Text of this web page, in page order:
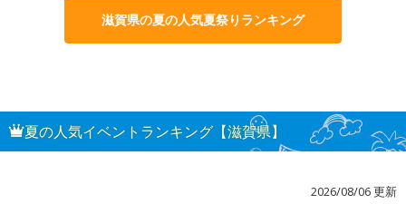
滋賀県の夏の人気夏祭りランキング
夏の人気イベントランキング【滋賀県】
2026/08/06 更新